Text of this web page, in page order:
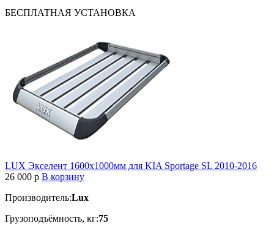
БЕСПЛАТНАЯ УСТАНОВКА
LUX Экселент 1600х1000мм для KIA Sportage SL 2010-2016
26 000 p В корзину
Производитель:Lux
Грузоподъёмность, кг:75